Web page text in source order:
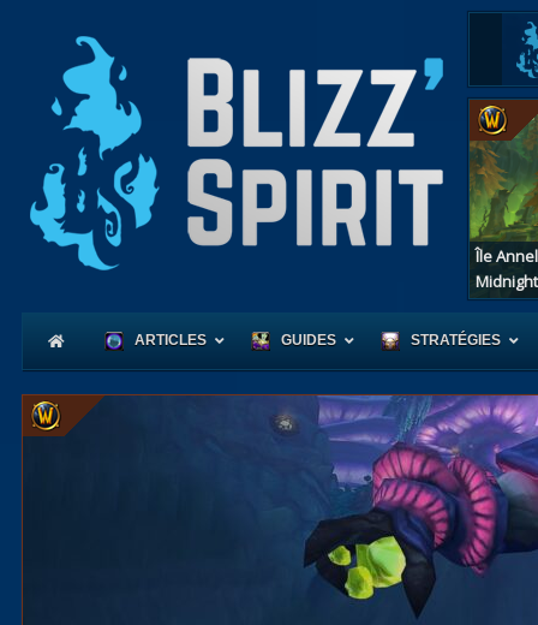
Île
Midnight
ARTICLES GUIDES
Coeur
Races
alliées
STRATÉGIES